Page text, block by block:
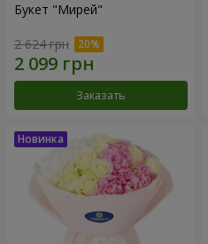
Букет "Мирей"
2 624 грн
Заказать